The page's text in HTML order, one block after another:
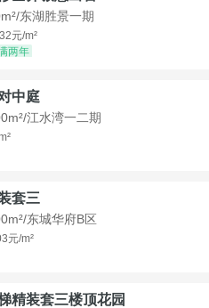
东湖胜景一期
元/m²
两年
中庭
江水湾一二期
套三
东城华府B区
元/m²
精装套三楼顶花园